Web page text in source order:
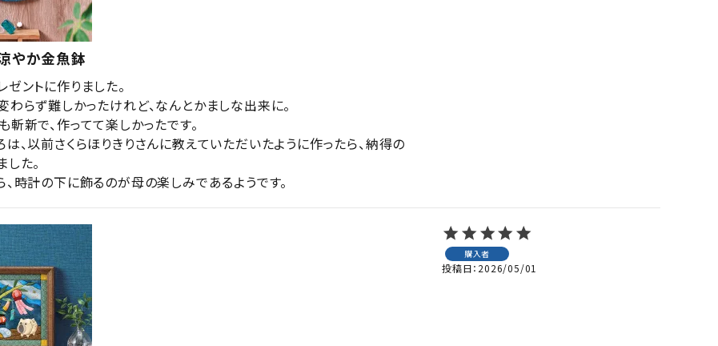
やか金魚鉢
ントに作りました。
わらず難しかったけれど、なんとかましな出来に。
新で、作ってて楽しかったです。
、以前さくらほりきりさんに教えていただいたように作ったら、納得の
た。
、時計の下に飾るのが母の楽しみであるようです。
購入者
投稿日 2026/05/01